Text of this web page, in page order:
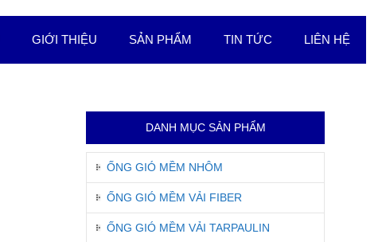
GIỚI THIỆU SẢN PHẨM TIN TỨC LIÊN HỆ
DANH MỤC SẢN PHẨM
ỐNG GIÓ MỀM NHÔM
ỐNG GIÓ MỀM VẢI FIBER
ỐNG GIÓ MỀM VẢI TARPAULIN